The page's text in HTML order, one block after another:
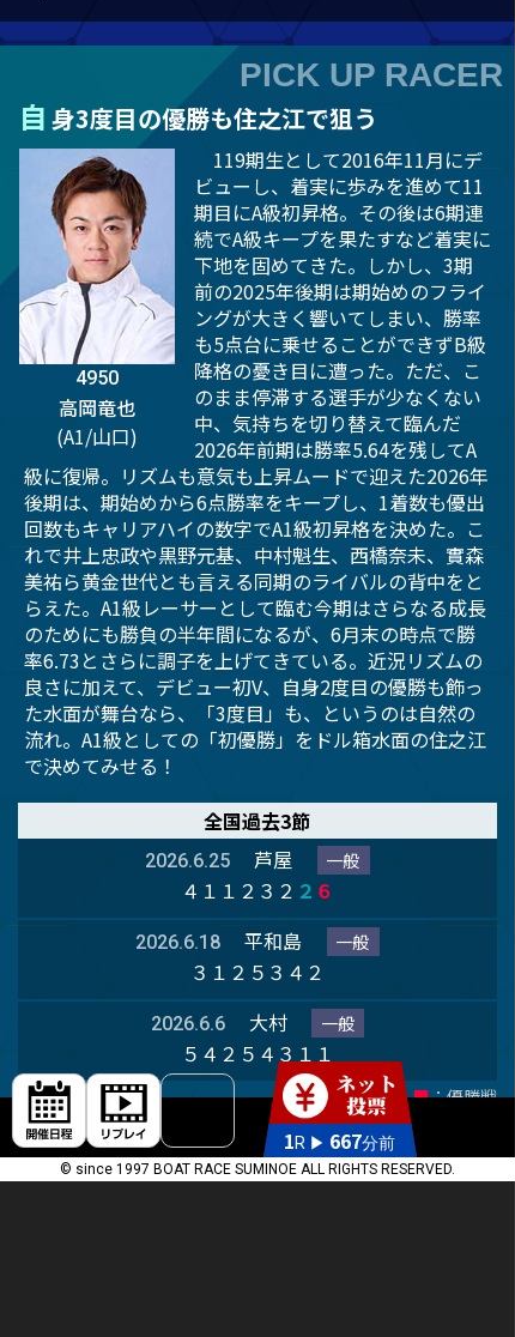
PICK UP RACER
自 身3度目の優勝も住之江で狙う
4950
高岡竜也
(A1/山口)
119期生として2016年11月にデ
ビューし、着実に歩みを進めて11
期目にA級初昇格。その後は6期連
続でA級キープを果たすなど着実に
下地を固めてきた。しかし、3期
前の2025年後期は期始めのフライ
ングが大きく響いてしまい、勝率
も5点台に乗せることができずB級
降格の憂き目に遭った。ただ、こ
のまま停滞する選手が少なくない
中、気持ちを切り替えて臨んだ
2026年前期は勝率5.64を残してA
級に復帰。リズムも意気も上昇ムードで迎えた2026年
後期は、期始めから6点勝率をキープし、1着数も優出
回数もキャリアハイの数字でA1級初昇格を決めた。こ
れで井上忠政や黒野元基、中村魁生、西橋奈未、實森
美祐ら黄金世代とも言える同期のライバルの背中をと
らえた。A1級レーサーとして臨む今期はさらなる成長
のためにも勝負の半年間になるが、6月末の時点で勝
率6.73とさらに調子を上げてきている。近況リズムの
良さに加えて、デビュー初V、自身2度目の優勝も飾っ
た水面が舞台なら、「3度目」も、というのは自然の
流れ。A1級としての「初優勝」をドル箱水面の住之江
で決めてみせる！
全国過去3節
2026.6.25 芦屋 一般
４１１２３２ ２ ６
2026.6.18 平和島 一般
３１２５３４２
2026.6.6 大村 一般
５４２５４３１１
■：準優勝戦■：優勝戦
© since 1997 BOAT RACE SUMINOE ALL RIGHTS RESERVED.
1R ▶ 667分前